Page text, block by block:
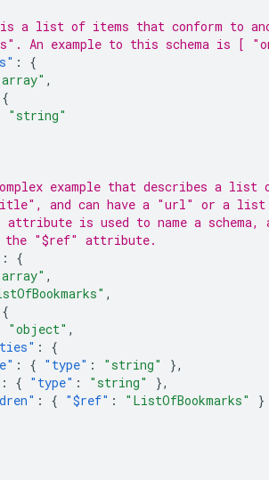
a list of items that conform to
An example to this schema is [
:
{
,
{
"string"
example that describes a list
and can have a "url" or a list
is used to name a schema,
"$ref" attribute.
:
{
,
,
{
"object" ,
:
{
: { "type" : "string"
},
: { "type" : "string"
},
: { "$ref" : "ListOfBookmarks"
}